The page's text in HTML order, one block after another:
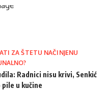
ZA ŠTETU NAČINJENU
Radnici nisu krivi, Senkić
u kučine